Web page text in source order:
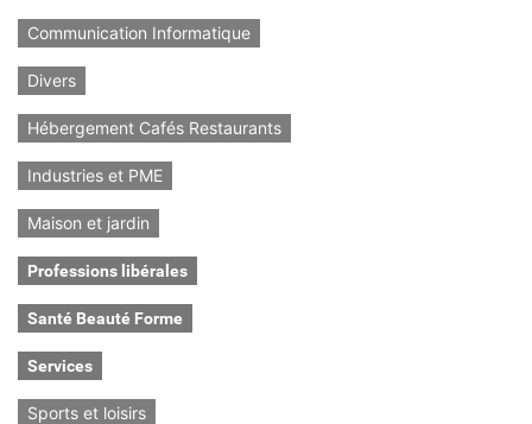
Communication Informatique
Divers
Hébergement Cafés Restaurants
Industries et PME
Maison et jardin
Professions libérales
Santé Beauté Forme
Services
Sports et loisirs